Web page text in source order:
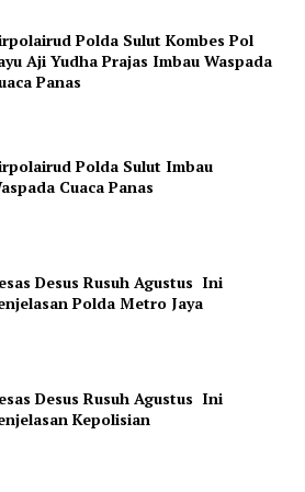
Polda Sulut Kombes Pol
Aji Yudha Prajas Imbau Waspada
Panas
Polda Sulut Imbau
Cuaca Panas
Desus Rusuh Agustus Ini
Polda Metro Jaya
Desus Rusuh Agustus Ini
Kepolisian